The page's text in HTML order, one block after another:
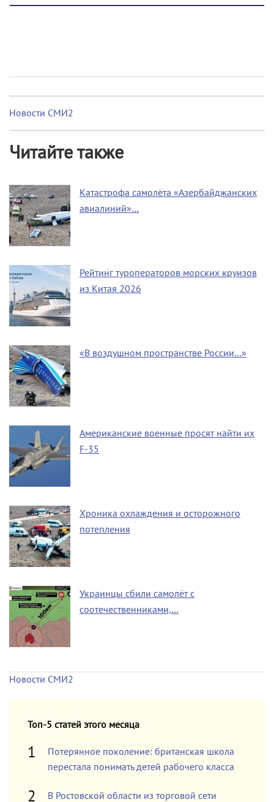
Новости СМИ2
Читайте также
Катастрофа самолёта «Азербайджанских
авиалиний»…
Рейтинг туроператоров морских круизов
из Китая 2026
«В воздушном пространстве России…»
Американские военные просят найти их
F-35
Хроника охлаждения и осторожного
потепления
Украинцы сбили самолёт с
соотечественниками,…
Новости СМИ2
Топ-5 статей этого месяца
Потерянное поколение: британская школа
перестала понимать детей рабочего класса
В Ростовской области из торговой сети